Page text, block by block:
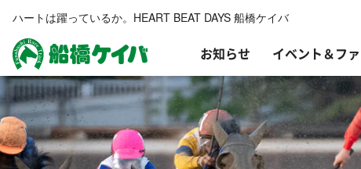
船橋ケイバ
お知らせ イベント＆フ
ハートは躍っているか。HEART BEAT DAYS 船橋ケイバ